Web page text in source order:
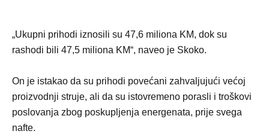
„Ukupni prihodi iznosili su 47,6 miliona KM, dok su
rashodi bili 47,5 miliona KM“, naveo je Skoko.
On je istakao da su prihodi povećani zahvaljujući većoj
proizvodnji struje, ali da su istovremeno porasli i troškovi
poslovanja zbog poskupljenja energenata, prije svega
nafte.